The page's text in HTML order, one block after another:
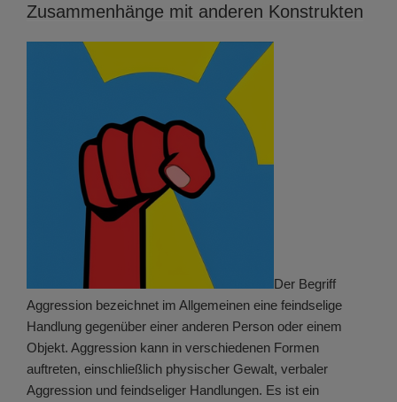
Zusammenhänge mit anderen Konstrukten
Der Begriff
Aggression bezeichnet im Allgemeinen eine feindselige
Handlung gegenüber einer anderen Person oder einem
Objekt. Aggression kann in verschiedenen Formen
auftreten, einschließlich physischer Gewalt, verbaler
Aggression und feindseliger Handlungen. Es ist ein